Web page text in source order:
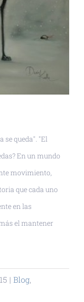
se queda". "El
En un mundo
movimiento,
que cada uno
en las
el mantener
| Blog,